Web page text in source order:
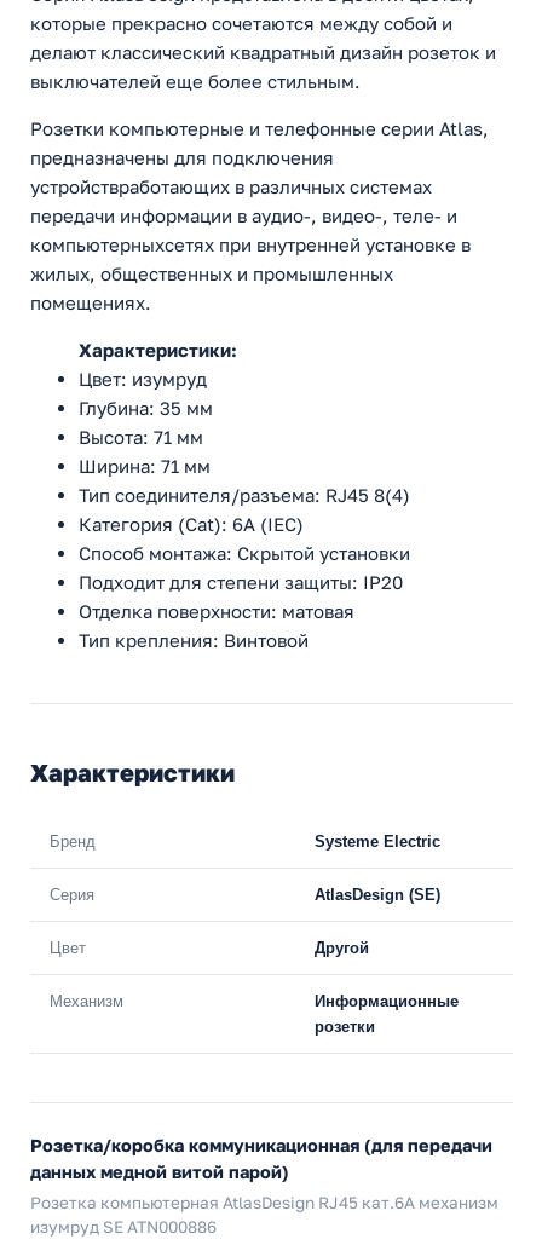
которые прекрасно сочетаются между собой и
делают классический квадратный дизайн розеток и
выключателей еще более стильным.
Розетки компьютерные и телефонные серии Atlas,
предназначены для подключения
устройствработающих в различных системах
передачи информации в аудио-, видео-, теле- и
компьютерныхсетях при внутренней установке в
жилых, общественных и промышленных
помещениях.
Характеристики:
Цвет: изумруд
Глубина: 35 мм
Высота: 71 мм
Ширина: 71 мм
Тип соединителя/разъема: RJ45 8(4)
Категория (Cat): 6A (IEC)
Способ монтажа: Скрытой установки
Подходит для степени защиты: IP20
Отделка поверхности: матовая
Тип крепления: Винтовой
Характеристики
Бренд Systeme Electric
Серия AtlasDesign (SE)
Цвет Другой
Механизм
Информационные
розетки
Розетка/коробка коммуникационная (для передачи
данных медной витой парой)
Розетка компьютерная AtlasDesign RJ45 кат.6A механизм
изумруд SE ATN000886